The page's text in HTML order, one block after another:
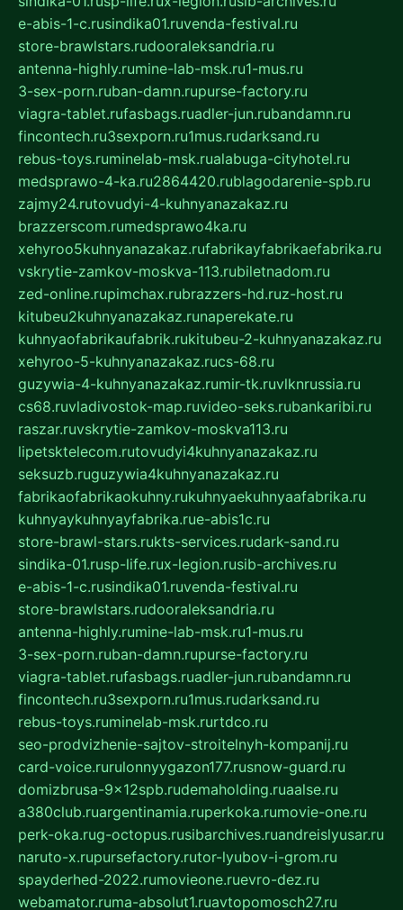
e-abis-1-c.rusindika01.ruvenda-festival.ru
store-brawlstars.rudooraleksandria.ru
antenna-highly.rumine-lab-msk.ru1-mus.ru
3-sex-porn.ruban-damn.rupurse-factory.ru
viagra-tablet.rufasbags.ruadler-jun.rubandamn.ru
fincontech.ru3sexporn.ru1mus.rudarksand.ru
rebus-toys.ruminelab-msk.rualabuga-cityhotel.ru
medsprawo-4-ka.ru2864420.rublagodarenie-spb.ru
zajmy24.rutovudyi-4-kuhnyanazakaz.ru
brazzerscom.rumedsprawo4ka.ru
xehyroo5kuhnyanazakaz.rufabrikayfabrikaefabrika.ru
vskrytie-zamkov-moskva-113.rubiletnadom.ru
zed-online.rupimchax.rubrazzers-hd.ruz-host.ru
kitubeu2kuhnyanazakaz.runaperekate.ru
kuhnyaofabrikaufabrik.rukitubeu-2-kuhnyanazakaz.ru
xehyroo-5-kuhnyanazakaz.rucs-68.ru
guzywia-4-kuhnyanazakaz.rumir-tk.ruvlknrussia.ru
cs68.ruvladivostok-map.ruvideo-seks.rubankaribi.ru
raszar.ruvskrytie-zamkov-moskva113.ru
lipetsktelecom.rutovudyi4kuhnyanazakaz.ru
seksuzb.ruguzywia4kuhnyanazakaz.ru
fabrikaofabrikaokuhny.rukuhnyaekuhnyaafabrika.ru
kuhnyaykuhnyayfabrika.rue-abis1c.ru
store-brawl-stars.rukts-services.rudark-sand.ru
sindika-01.rusp-life.rux-legion.rusib-archives.ru
e-abis-1-c.rusindika01.ruvenda-festival.ru
store-brawlstars.rudooraleksandria.ru
antenna-highly.rumine-lab-msk.ru1-mus.ru
3-sex-porn.ruban-damn.rupurse-factory.ru
viagra-tablet.rufasbags.ruadler-jun.rubandamn.ru
fincontech.ru3sexporn.ru1mus.rudarksand.ru
rebus-toys.ruminelab-msk.rurtdco.ru
seo-prodvizhenie-sajtov-stroitelnyh-kompanij.ru
card-voice.rurulonnyygazon177.rusnow-guard.ru
domizbrusa-9x12spb.rudemaholding.ruaalse.ru
a380club.ruargentinamia.ruperkoka.rumovie-one.ru
perk-oka.rug-octopus.rusibarchives.ruandreislyusar.ru
naruto-x.rupursefactory.rutor-lyubov-i-grom.ru
spayderhed-2022.rumovieone.ruevro-dez.ru
webamator.ruma-absolut1.ruavtopomosch27.ru